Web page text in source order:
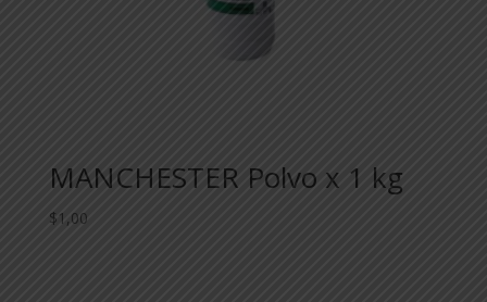
MANCHESTER Polvo x 1 kg
$1,00